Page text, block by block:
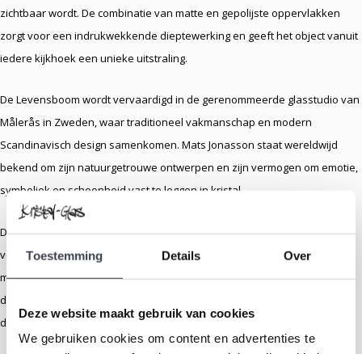
Toestemming Details Over
Deze website maakt gebruik van cookies
We gebruiken cookies om content en advertenties te
zichtbaar wordt. De combinatie van matte en gepolijste oppervlakken
zorgt voor een indrukwekkende dieptewerking en geeft het object vanuit
iedere kijkhoek een unieke uitstraling.
De Levensboom wordt vervaardigd in de gerenommeerde glasstudio van
Målerås in Zweden, waar traditioneel vakmanschap en modern
Scandinavisch design samenkomen. Mats Jonasson staat wereldwijd
bekend om zijn natuurgetrouwe ontwerpen en zijn vermogen om emotie,
symboliek en schoonheid vast te leggen in kristal.
Dankzij de krachtige betekenis is dit kunstwerk een bijzonder cadeau
voor een huwelijk, jubileum, geboorte, verhuizing of andere belangrijke
mijlpaal. Ook als geschenk voor ouders, grootouders of een gezin vormt
de levensboom een blijvende herinnering aan de kracht van familie en
de waarde van verbondenheid.